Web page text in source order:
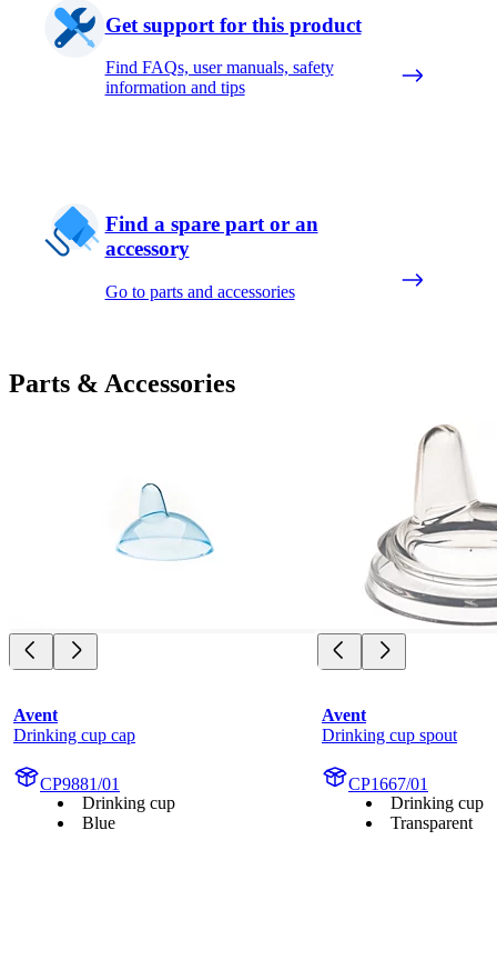
Get support for this product
Find FAQs, user manuals, safety
information and tips
Find a spare part or an
accessory
Go to parts and accessories
Parts & Accessories
Avent
Drinking cup cap
CP9881/01
Drinking cup
Blue
Avent
Drinking cup spout
CP1667/01
Drinking cup
Transparent